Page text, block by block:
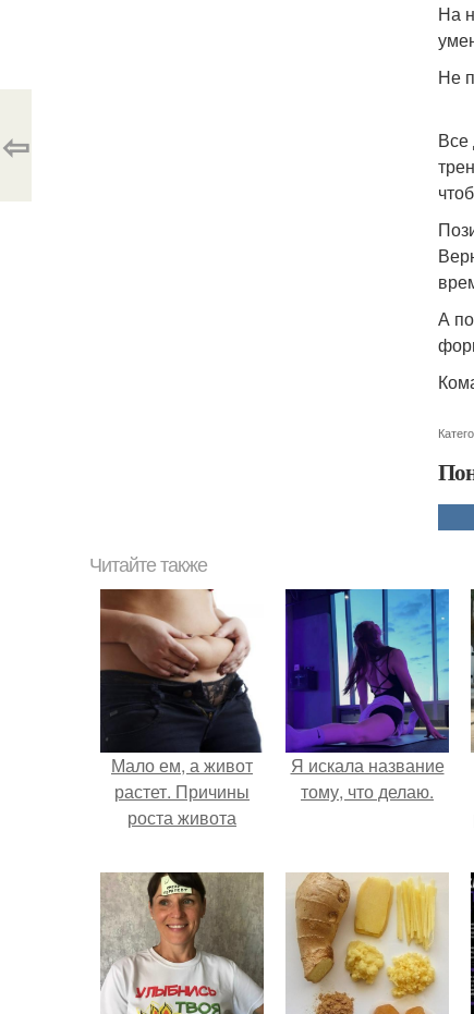
На
Не
Все
А
⇦
Читайте также
Мало ем, а живот
растет. Причины
роста живота
Я искала название
тому, что делаю.